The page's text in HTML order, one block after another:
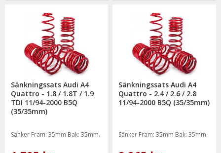
Sänkningssats Audi A4
Quattro - 1.8 / 1.8T / 1.9
TDI 11/94-2000 B5Q
(35/35mm)
Sänker Fram: 35mm Bak: 35mm.
Sänkningssats Audi A4
Quattro - 2.4 / 2.6 / 2.8
11/94-2000 B5Q (35/35mm)
Sänker Fram: 35mm Bak: 35mm.